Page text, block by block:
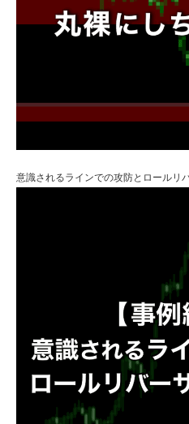
意識されるラインでの攻防とロールリ